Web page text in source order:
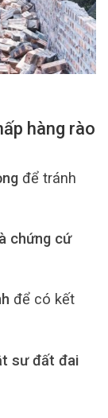
hàng rào
để tránh
chứng cứ
để có kết
sư đất đai